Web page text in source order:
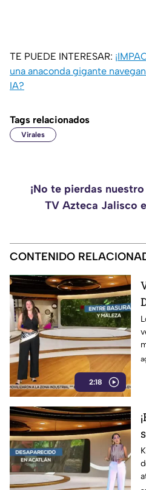
TE PUEDE INTERESAR:
una anaconda gigante
IA?
Tags relacionados
Virales
¡No te pierdas
TV Azteca Jalisco
CONTENIDO
2:18